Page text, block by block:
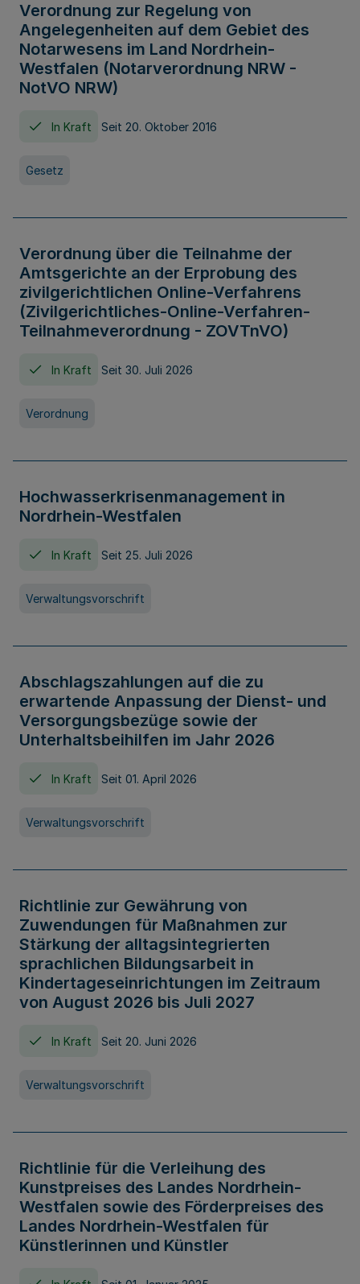
Verordnung zur Regelung von
Angelegenheiten auf dem Gebiet des
Notarwesens im Land Nordrhein-
Westfalen (Notarverordnung NRW -
NotVO NRW)
In Kraft Seit 20. Oktober 2016
Gesetz
Verordnung über die Teilnahme der
Amtsgerichte an der Erprobung des
zivilgerichtlichen Online-Verfahrens
(Zivilgerichtliches-Online-Verfahren-
Teilnahmeverordnung - ZOVTnVO)
In Kraft Seit 30. Juli 2026
Verordnung
Hochwasserkrisenmanagement in
Nordrhein-Westfalen
In Kraft Seit 25. Juli 2026
Verwaltungsvorschrift
Abschlagszahlungen auf die zu
erwartende Anpassung der Dienst- und
Versorgungsbezüge sowie der
Unterhaltsbeihilfen im Jahr 2026
In Kraft Seit 01. April 2026
Verwaltungsvorschrift
Richtlinie zur Gewährung von
Zuwendungen für Maßnahmen zur
Stärkung der alltagsintegrierten
sprachlichen Bildungsarbeit in
Kindertageseinrichtungen im Zeitraum
von August 2026 bis Juli 2027
In Kraft Seit 20. Juni 2026
Verwaltungsvorschrift
Richtlinie für die Verleihung des
Kunstpreises des Landes Nordrhein-
Westfalen sowie des Förderpreises des
Landes Nordrhein-Westfalen für
Künstlerinnen und Künstler